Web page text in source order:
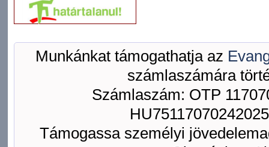
Munkánkat támogathatja az
számlaszámára
Számlaszám: OTP
Támogassa személyi